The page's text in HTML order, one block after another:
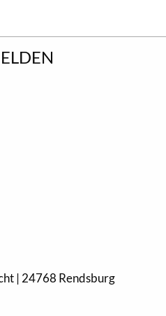
| 24768 Rendsburg